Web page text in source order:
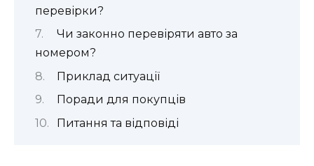
перевірки?
Чи законно перевіряти авто за
номером?
Приклад ситуації
Поради для покупців
Питання та відповіді